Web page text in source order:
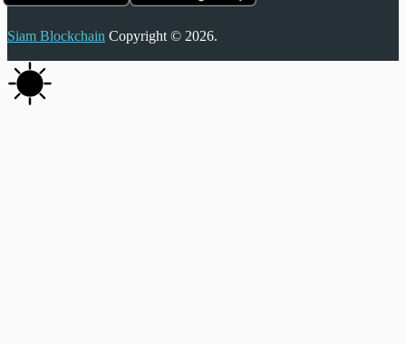
Siam Blockchain Copyright © 2026.